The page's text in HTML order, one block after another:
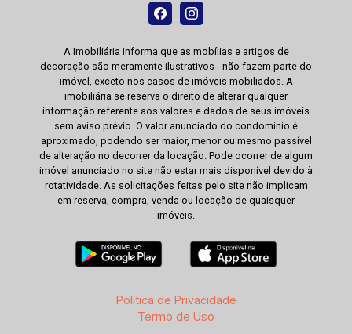
A Imobiliária informa que as mobílias e artigos de
decoração são meramente ilustrativos - não fazem parte do
imóvel, exceto nos casos de imóveis mobiliados. A
imobiliária se reserva o direito de alterar qualquer
informação referente aos valores e dados de seus imóveis
sem aviso prévio. O valor anunciado do condomínio é
aproximado, podendo ser maior, menor ou mesmo passível
de alteração no decorrer da locação. Pode ocorrer de algum
imóvel anunciado no site não estar mais disponível devido à
rotatividade. As solicitações feitas pelo site não implicam
em reserva, compra, venda ou locação de quaisquer
imóveis.
Política de Privacidade
Termo de Uso